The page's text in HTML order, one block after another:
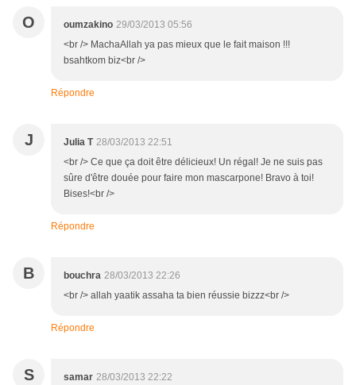
O oumzakino 29/03/2013 05:56
<br /> MachaAllah ya pas mieux que le fait maison !!!
bsahtkom biz<br />
Répondre
J Julia T 28/03/2013 22:51
<br /> Ce que ça doit être délicieux! Un régal! Je ne suis pas
sûre d'être douée pour faire mon mascarpone! Bravo à toi!
Bises!<br />
Répondre
B bouchra 28/03/2013 22:26
<br /> allah yaatik assaha ta bien réussie bizzz<br />
Répondre
S samar 28/03/2013 22:22